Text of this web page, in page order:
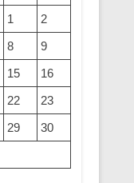
1
2
8
9
15
16
22
23
29
30